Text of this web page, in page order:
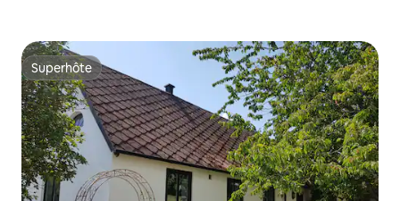
Superhôte
Superhôte